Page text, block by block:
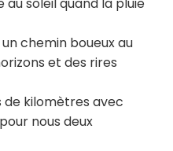
chemin boueux au
et des rires
de kilomètres avec
nous deux